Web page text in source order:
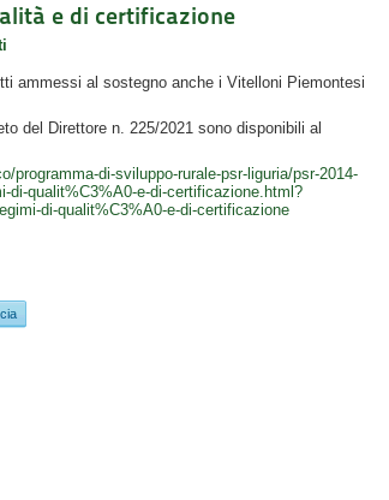
e di certificazione
ammessi al sostegno anche i Vitelloni Piemontesi
del Direttore n. 225/2021 sono disponibili al
programma-di-sviluppo-rurale-psr-liguria/psr-2014-
di-qualit%C3%A0-e-di-certificazione.html?
di-qualit%C3%A0-e-di-certificazione